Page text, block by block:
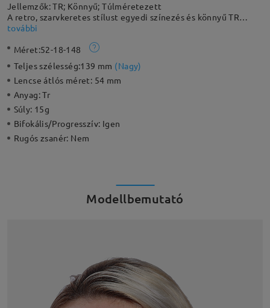
Jellemzők: TR; Könnyű; Túlméretezett
A retro, szarvkeretes stílust egyedi színezés és könnyű TR
anyag emeli modern szintre. A rugalmas anyag törhetetlenné
kényelmet és karakteres megjelenést biztosít. A kúp alakú
zsanér is különlegessé teszi.
további
Méret:52-18-148
Teljes szélesség:139 mm (Nagy)
Lencse átlós méret: 54 mm
Anyag:Tr
Súly: 15g
Bifokális/Progresszív: Igen
Rugós zsanér: Nem
Modellbemutató